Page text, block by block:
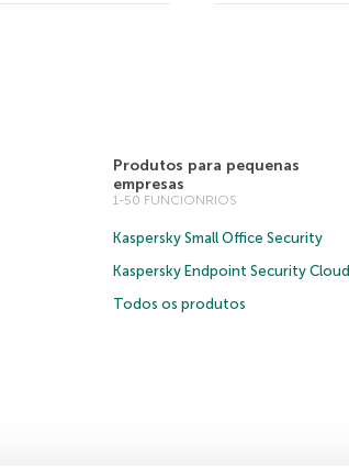
Produtos para pequenas
empresas
1-50 FUNCIONRIOS
Kaspersky Small Office Security
Kaspersky Endpoint Security Cloud
Todos os produtos